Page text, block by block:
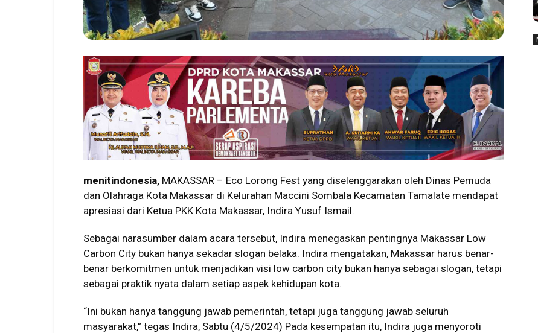
menitindonesia, MAKASSAR – Eco Lorong Fest yang diselenggarakan oleh Dinas Pemuda
dan Olahraga Kota Makassar di Kelurahan Maccini Sombala Kecamatan Tamalate mendapat
apresiasi dari Ketua PKK Kota Makassar, Indira Yusuf Ismail.
Sebagai narasumber dalam acara tersebut, Indira menegaskan pentingnya Makassar Low
Carbon City bukan hanya sekadar slogan belaka. Indira mengatakan, Makassar harus benar-
benar berkomitmen untuk menjadikan visi low carbon city bukan hanya sebagai slogan, tetapi
sebagai praktik nyata dalam setiap aspek kehidupan kota.
“Ini bukan hanya tanggung jawab pemerintah, tetapi juga tanggung jawab seluruh
masyarakat,” tegas Indira, Sabtu (4/5/2024) Pada kesempatan itu, Indira juga menyoroti